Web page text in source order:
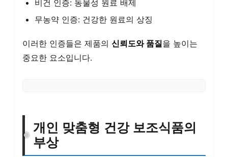
비건 인증: 동물성 원료 배제
무농약 인증: 건강한 원료의 상징
이러한 인증들은 제품의 신뢰도와 품질을 높이는
중요한 요소입니다.
개인 맞춤형 건강 보조식품의
부상